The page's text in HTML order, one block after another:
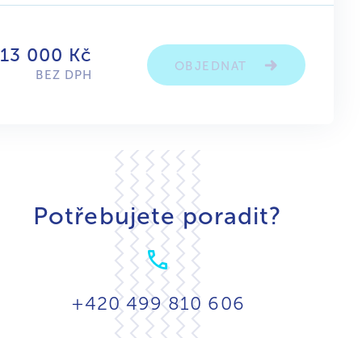
000 Kč
BEZ DPH
OBJEDNAT
Potřebujete poradit?
+420 499 810 606